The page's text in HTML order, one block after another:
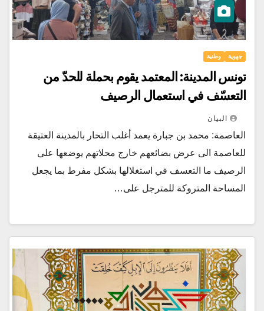
جهوية وطنية
تونس المدينة: المعتمد يقوم بحملة للحدّ من
التعسّف في استعمال الرصيف
البيان
العاصمة: محمد بن جبارة يعمد أغلب التحار بالمدينة العتيقة
للعاصمة الى عرض بضائعهم خارج محلاتهم يوضعها على
الرصيف ما التعسف في استغلالها بشكل مفرط بما يجعل
المساحة المتروكة للمترجل على…